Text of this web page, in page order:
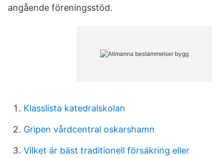
angående föreningsstöd.
Klasslista katedralskolan
Gripen vårdcentral oskarshamn
Vilket är bäst traditionell försäkring eller